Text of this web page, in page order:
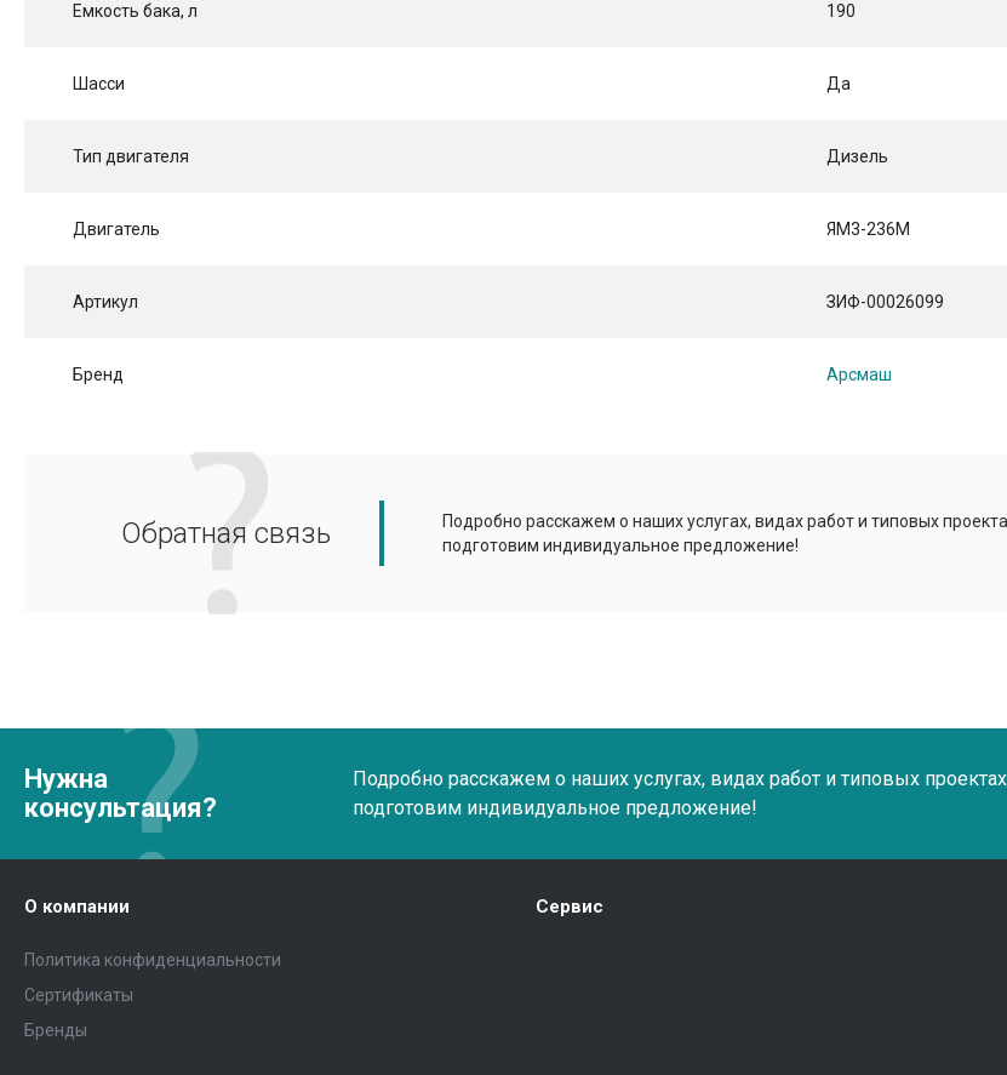
Емкость бака, л 190
Шасси Да
Тип двигателя Дизель
Двигатель ЯM3-236М
Артикул ЗИФ-00026099
Бренд Арсмаш
Обратная связь
Подробно расскажем о наших услугах, видах работ и типовых
подготовим индивидуальное предложение!
Нужна
консультация?
Подробно расскажем о наших услугах, видах работ и типовых
подготовим индивидуальное предложение!
О компании
Политика конфиденциальности
Сертификаты
Бренды
Сервис